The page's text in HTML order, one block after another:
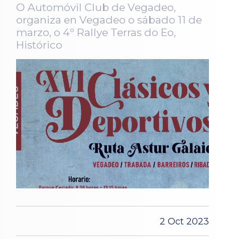
O Automóvil Club de Vegadeo,
organiza en Vegadeo o sábado 11 de
marzo, o 4º Rallye Terras do Eo,
Histórico
2 Oct 2023